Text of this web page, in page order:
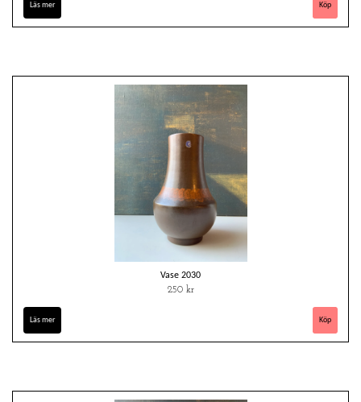
Läs mer
Vase 2030
250 kr
Läs mer